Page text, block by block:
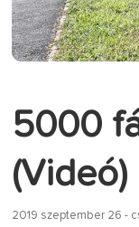
5000
(Videó)
2019 szeptember 26 -